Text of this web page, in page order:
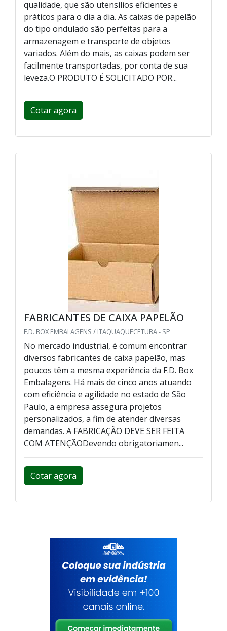
qualidade, que são utensílios eficientes e
práticos para o dia a dia. As caixas de papelão
do tipo ondulado são perfeitas para a
armazenagem e transporte de objetos
variados. Além do mais, as caixas podem ser
facilmente transportadas, por conta de sua
leveza.O PRODUTO É SOLICITADO POR...
Cotar agora
FABRICANTES DE CAIXA PAPELÃO
F.D. BOX EMBALAGENS / ITAQUAQUECETUBA - SP
No mercado industrial, é comum encontrar
diversos fabricantes de caixa papelão, mas
poucos têm a mesma experiência da F.D. Box
Embalagens. Há mais de cinco anos atuando
com eficiência e agilidade no estado de São
Paulo, a empresa assegura projetos
personalizados, a fim de atender diversas
demandas. A FABRICAÇÃO DEVE SER FEITA
COM ATENÇÃODevendo obrigatoriamen...
Cotar agora